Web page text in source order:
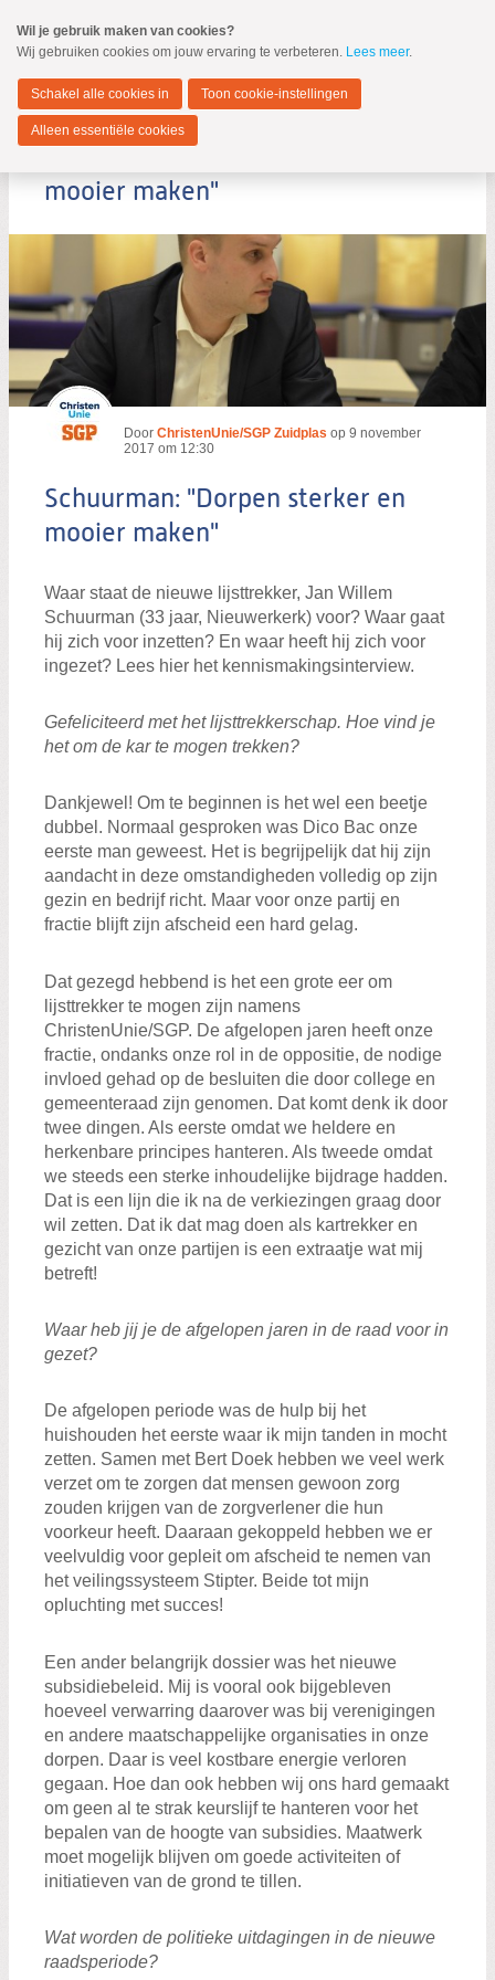
naar
Spring
de
inhoud
Spring
naar
Zuidplas
MENU
Zoeken:
Zoeken
mooier maken"
Door ChristenUnie/SGP Zuidplas op 9 november
2017 om 12:30
Schuurman: "Dorpen sterker en
mooier maken"
Waar staat de nieuwe lijsttrekker, Jan Willem
Schuurman (33 jaar, Nieuwerkerk) voor? Waar gaat
hij zich voor inzetten? En waar heeft hij zich voor
ingezet? Lees hier het kennismakingsinterview.
Gefeliciteerd met het lijsttrekkerschap. Hoe vind je
het om de kar te mogen trekken?
Dankjewel! Om te beginnen is het wel een beetje
dubbel. Normaal gesproken was Dico Bac onze
eerste man geweest. Het is begrijpelijk dat hij zijn
aandacht in deze omstandigheden volledig op zijn
gezin en bedrijf richt. Maar voor onze partij en
fractie blijft zijn afscheid een hard gelag.
Dat gezegd hebbend is het een grote eer om
lijsttrekker te mogen zijn namens
ChristenUnie/SGP. De afgelopen jaren heeft onze
fractie, ondanks onze rol in de oppositie, de nodige
invloed gehad op de besluiten die door college en
gemeenteraad zijn genomen. Dat komt denk ik door
twee dingen. Als eerste omdat we heldere en
herkenbare principes hanteren. Als tweede omdat
we steeds een sterke inhoudelijke bijdrage hadden.
Dat is een lijn die ik na de verkiezingen graag door
wil zetten. Dat ik dat mag doen als kartrekker en
gezicht van onze partijen is een extraatje wat mij
betreft!
Waar heb jij je de afgelopen jaren in de raad voor in
gezet?
De afgelopen periode was de hulp bij het
huishouden het eerste waar ik mijn tanden in mocht
zetten. Samen met Bert Doek hebben we veel werk
verzet om te zorgen dat mensen gewoon zorg
zouden krijgen van de zorgverlener die hun
voorkeur heeft. Daaraan gekoppeld hebben we er
veelvuldig voor gepleit om afscheid te nemen van
het veilingssysteem Stipter. Beide tot mijn
opluchting met succes!
Een ander belangrijk dossier was het nieuwe
subsidiebeleid. Mij is vooral ook bijgebleven
hoeveel verwarring daarover was bij verenigingen
en andere maatschappelijke organisaties in onze
dorpen. Daar is veel kostbare energie verloren
gegaan. Hoe dan ook hebben wij ons hard gemaakt
om geen al te strak keurslijf te hanteren voor het
bepalen van de hoogte van subsidies. Maatwerk
moet mogelijk blijven om goede activiteiten of
initiatieven van de grond te tillen.
Wat worden de politieke uitdagingen in de nieuwe
raadsperiode?
Wil je gebruik maken van cookies?
Wij gebruiken cookies om jouw ervaring te verbeteren. Lees meer.
Schakel alle cookies in Toon cookie-instellingen
Alleen essentiële cookies